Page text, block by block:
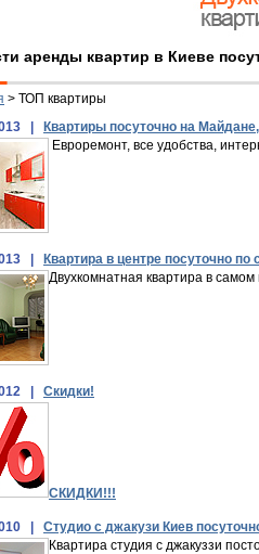
аренды квартир в Киеве
> ТОП квартиры
|
Квартиры посуточно на
Евроремонт, все удобства,
|
Квартира в центре посуточно по
Двухкомнатная квартира в
| Скидки!
СКИДКИ!!!
|
Студио с джакузи Киев
Квартира студия с джакуззи